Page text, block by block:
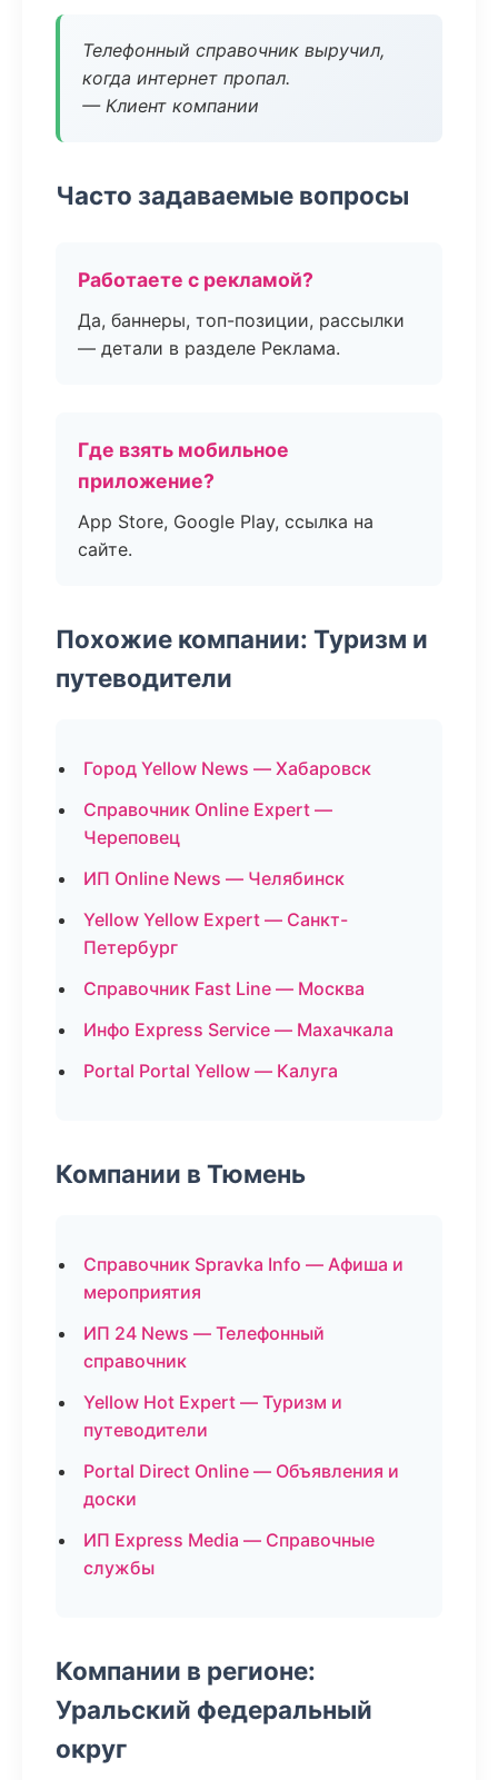
Телефонный справочник выручил,
когда интернет пропал.
— Клиент компании
Часто задаваемые вопросы
Работаете с рекламой?
Да, баннеры, топ-позиции, рассылки
— детали в разделе Реклама.
Где взять мобильное
приложение?
App Store, Google Play, ссылка на
сайте.
Похожие компании: Туризм и
путеводители
Город Yellow News — Хабаровск
Справочник Online Expert —
Череповец
ИП Online News — Челябинск
Yellow Yellow Expert — Санкт-
Петербург
Справочник Fast Line — Москва
Инфо Express Service — Махачкала
Portal Portal Yellow — Калуга
Компании в Тюмень
Справочник Spravka Info — Афиша и
мероприятия
ИП 24 News — Телефонный
справочник
Yellow Hot Expert — Туризм и
путеводители
Portal Direct Online — Объявления и
доски
ИП Express Media — Справочные
службы
Компании в регионе:
Уральский федеральный
округ